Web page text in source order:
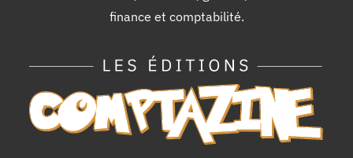
finance et comptabilité.